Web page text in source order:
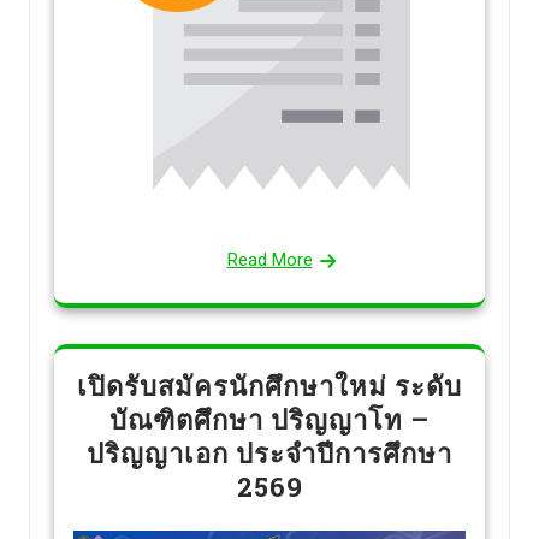
Read More
เปิดรับสมัครนักศึกษาใหม่ ระดับ
บัณฑิตศึกษา ปริญญาโท –
ปริญญาเอก ประจำปีการศึกษา
2569